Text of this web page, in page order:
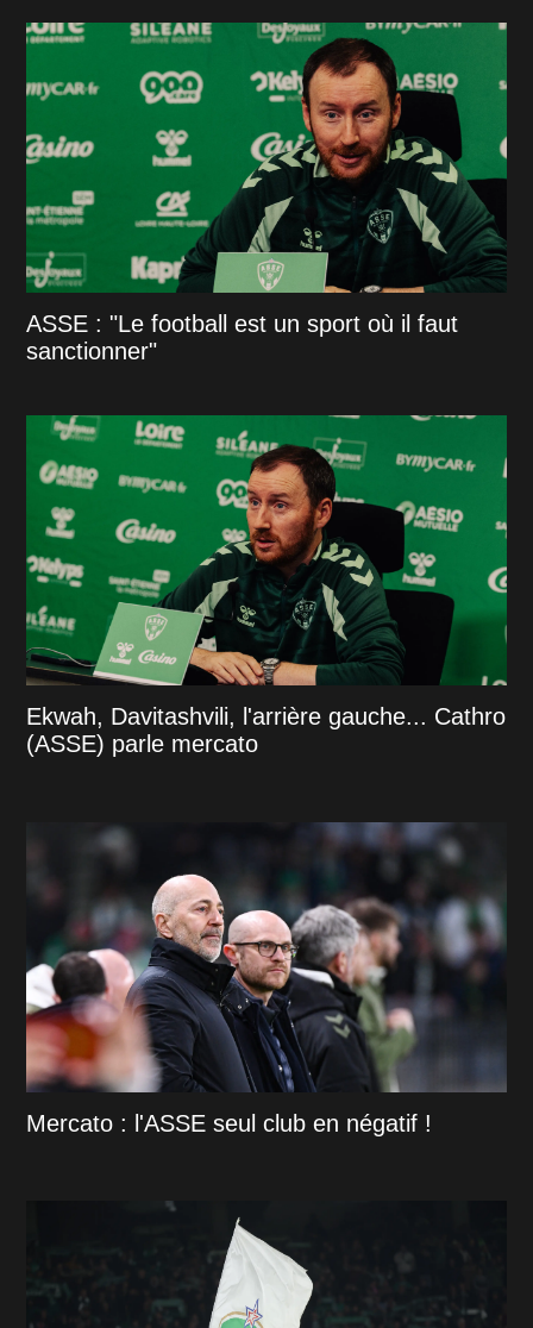
ASSE : "Le football est un sport où il faut
sanctionner"
Ekwah, Davitashvili, l'arrière gauche... Cathro
(ASSE) parle mercato
Mercato : l'ASSE seul club en négatif !